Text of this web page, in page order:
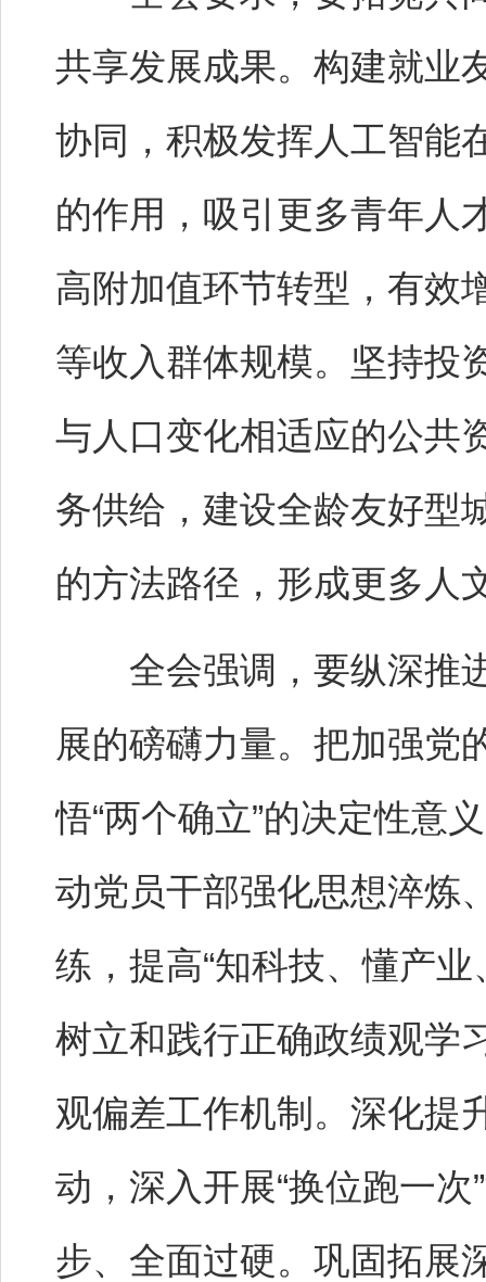
共享发展成果。构建就业
协同，积极发挥人工智能
的作用，吸引更多青年人
高附加值环节转型，有效
等收入群体规模。坚持投
与人口变化相适应的公共
务供给，建设全龄友好型
的方法路径，形成更多人
全会强调，要纵深推进
展的磅礴力量。把加强党
悟“两个确立”的决定性意
动党员干部强化思想淬炼
练，提高“知科技、懂产
树立和践行正确政绩观学
观偏差工作机制。深化提
动，深入开展“换位跑一
步、全面过硬。巩固拓展